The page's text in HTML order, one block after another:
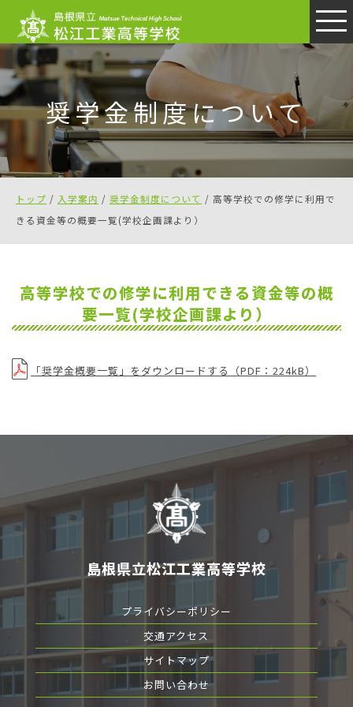
このページの本文へ
奨学金制度について
現
在
の
置：
トップ / 入学案内 / 奨学金制度について / 高等学校での修学に利用で
きる資金等の概要一覧(学校企画課より）
高等学校での修学に利用できる資金等の概
要一覧(学校企画課より）
「奨学金概要一覧」をダウンロードする（PDF：224kB）
島根県立松江工業高等学校
プライバシーポリシー
交通アクセス
サイトマップ
お問い合わせ